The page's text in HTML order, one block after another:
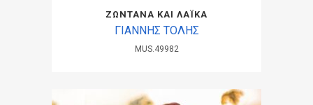
ΖΩΝΤΑΝΑ ΚΑΙ ΛΑΪΚΑ
ΓΙΑΝΝΗΣ ΤΟΛΗΣ
MUS.49982